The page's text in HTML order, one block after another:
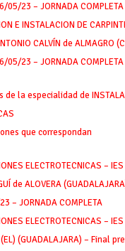
05/23 – JORNADA COMPLETA
E INSTALACION DE
CALVÍN de ALMAGRO
05/23 – JORNADA COMPLETA
de la especialidad de
que correspondan
ELECTROTECNICAS – IES
de ALOVERA
– JORNADA COMPLETA
ELECTROTECNICAS –
(GUADALAJARA) – Final